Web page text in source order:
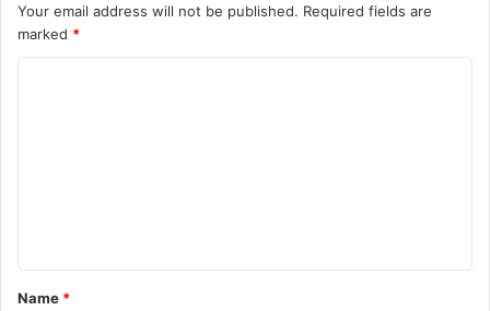
Your email address will not be published. Required fields are
marked *
Name *